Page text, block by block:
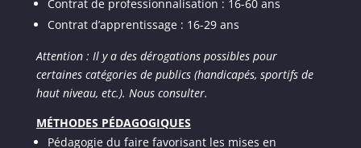
Contrat de professionnalisation : 16-60 ans
Contrat d’apprentissage : 16-29 ans
Attention : Il y a des dérogations possibles pour
certaines catégories de publics (handicapés, sportifs de
haut niveau, etc.). Nous consulter.
MÉTHODES PÉDAGOGIQUES
Pédagogie du faire favorisant les mises en